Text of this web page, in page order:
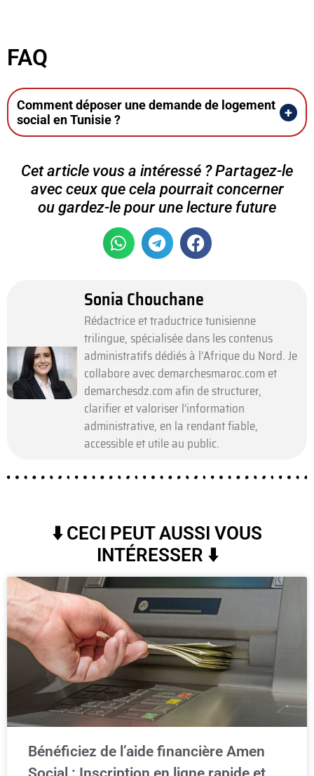
FAQ
Comment déposer une demande de logement
social en Tunisie ?
Cet article vous a intéressé ? Partagez-le
avec ceux que cela pourrait concerner
ou gardez-le pour une lecture future
Sonia Chouchane
Rédactrice et traductrice tunisienne
trilingue, spécialisée dans les contenus
administratifs dédiés à l’Afrique du Nord. Je
collabore avec demarchesmaroc.com et
demarchesdz.com afin de structurer,
clarifier et valoriser l’information
administrative, en la rendant fiable,
accessible et utile au public.
⬇️ CECI PEUT AUSSI VOUS
INTÉRESSER ⬇️
Bénéficiez de l’aide financière Amen